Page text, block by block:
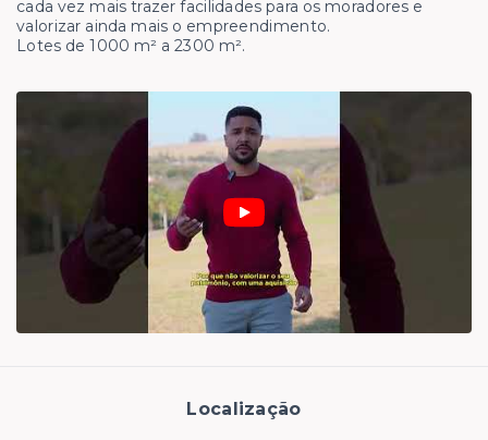
cada vez mais trazer facilidades para os moradores e
valorizar ainda mais o empreendimento.
Lotes de 1000 m² a 2300 m².
Localização